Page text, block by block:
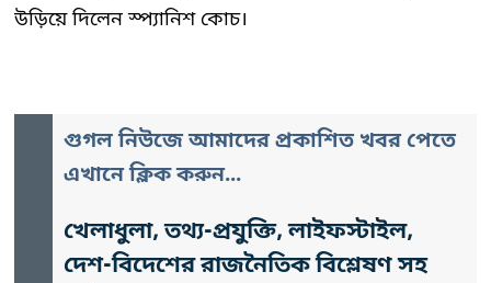
উড়িয়ে দিলেন স্প্যানিশ কোচ।
গুগল নিউজে আমাদের প্রকাশিত খবর পেতে
এখানে ক্লিক করুন...
খেলাধুলা, তথ্য-প্রযুক্তি, লাইফস্টাইল,
দেশ-বিদেশের রাজনৈতিক বিশ্লেষণ সহ